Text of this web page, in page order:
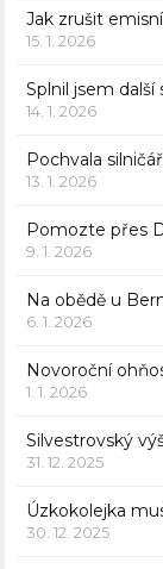
Jak zrušit
15. 1. 2026
Splnil jsem další
14. 1. 2026
Pochvala
13. 1. 2026
Pomozte přes
9. 1. 2026
Na obědě u
6. 1. 2026
Novoroční
1. 1. 2026
Silvestrovský
31. 12. 2025
Úzkokolejka
30. 12. 2025